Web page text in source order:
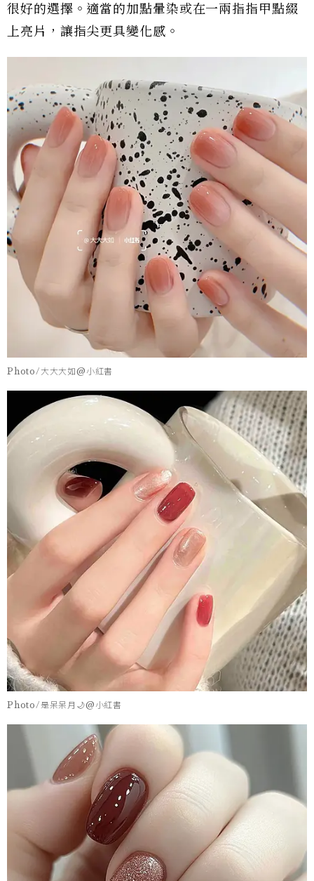
很好的選擇。適當的加點暈染或在一兩指指甲點綴
上亮片，讓指尖更具變化感。
Photo/大大大如@小紅書
Photo/是呆呆月🌙@小紅書